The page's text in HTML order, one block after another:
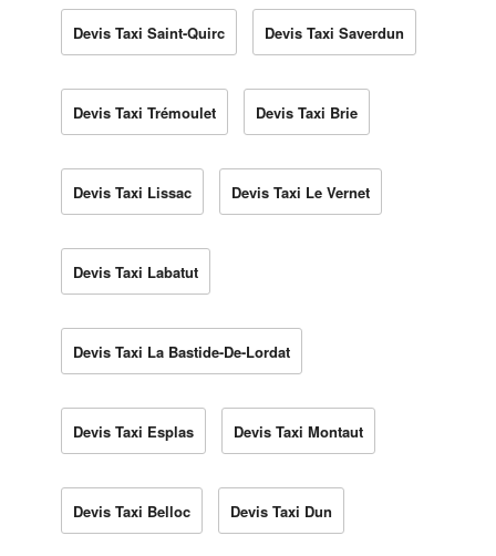
Devis Taxi Saint-Quirc Devis Taxi Saverdun
Devis Taxi Trémoulet Devis Taxi Brie
Devis Taxi Lissac Devis Taxi Le Vernet
Devis Taxi Labatut
Devis Taxi La Bastide-De-Lordat
Devis Taxi Esplas Devis Taxi Montaut
Devis Taxi Belloc Devis Taxi Dun